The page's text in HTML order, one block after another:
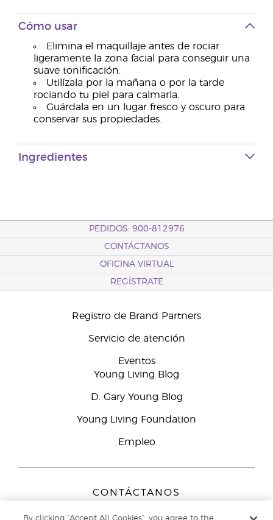
Cómo usar
Elimina el maquillaje antes de rociar
ligeramente la zona facial para conseguir una
suave tonificación.
Utilízala por la mañana o por la tarde
rociando tu piel para calmarla.
Guárdala en un lugar fresco y oscuro para
conservar sus propiedades.
Ingredientes
PEDIDOS: 900-812976
CONTÁCTANOS
OFICINA VIRTUAL
REGÍSTRATE
Registro de Brand Partners
Servicio de atención
Eventos
Young Living Blog
D. Gary Young Blog
Young Living Foundation
Empleo
CONTÁCTANOS